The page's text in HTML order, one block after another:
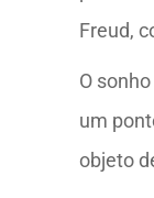
Freud,
O
um
objeto